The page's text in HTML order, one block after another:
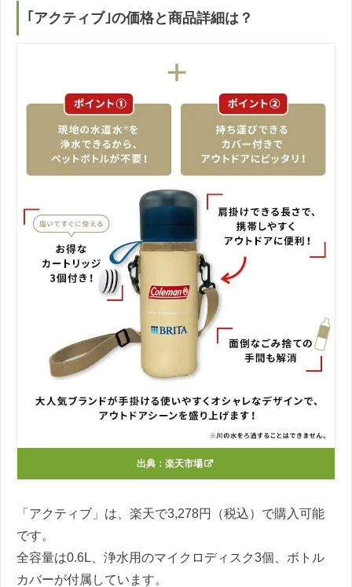
｢アクティブ｣の価格と商品詳細は？
出典： 楽天市場
「アクティブ」は、楽天で3,278円（税込）で購入可能
です。
全容量は0.6L、浄水用のマイクロディスク3個、ボトル
カバーが付属しています。